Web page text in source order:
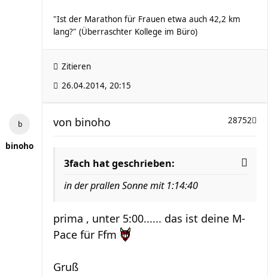
"Ist der Marathon für Frauen etwa auch 42,2 km
lang?" (Überraschter Kollege im Büro)
Zitieren
26.04.2014, 20:15
binoho
28752
von binoho
3fach hat geschrieben:
in der prallen Sonne mit 1:14:40
prima , unter 5:00...... das ist deine M-
Pace für Ffm
Gruß